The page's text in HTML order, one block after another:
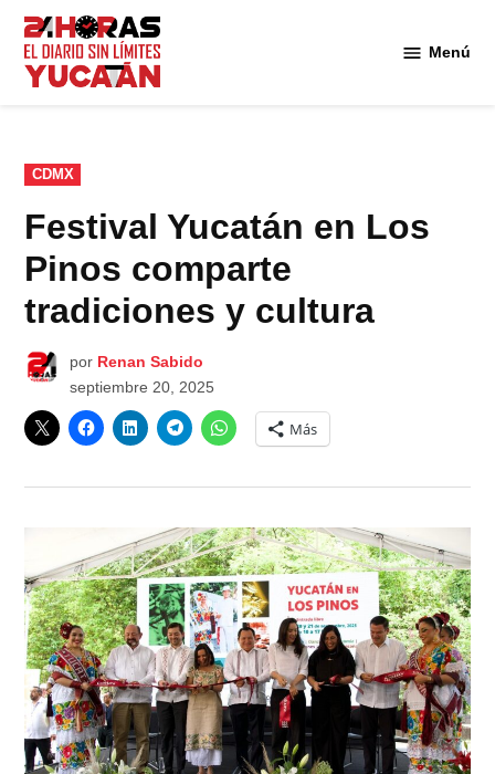
Saltar
contenido
Menú
PUBLICADO
EN
CDMX
Festival Yucatán en Los
Pinos comparte
tradiciones y cultura
por Renan Sabido
septiembre 20, 2025
Más